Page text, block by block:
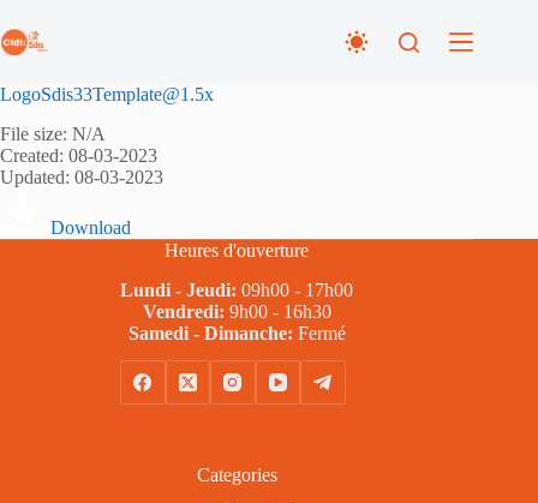
au
contenu
LogoSdis33Template@1.5x
File size: N/A
Created: 08-03-2023
Updated: 08-03-2023
Download
Heures d'ouverture
Lundi - Jeudi: 09h00 - 17h00
Vendredi: 9h00 - 16h30
Samedi - Dimanche: Fermé
Categories